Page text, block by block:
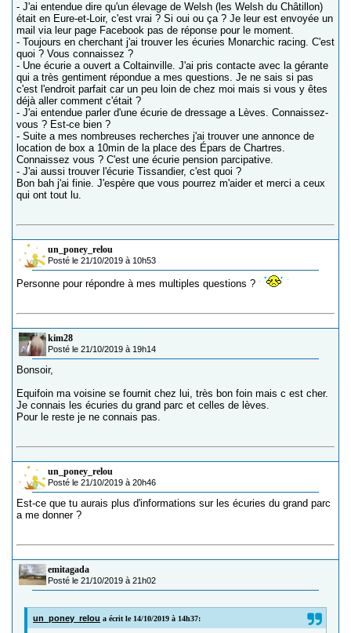
- J'ai entendue dire qu'un élevage de Welsh (les Welsh du Châtillon)
était en Eure-et-Loir, c'est vrai ? Si oui ou ça ? Je leur est envoyée un
mail via leur page Facebook pas de réponse pour le moment.
- Toujours en cherchant j'ai trouver les écuries Monarchic racing. C'est
quoi ? Vous connaissez ?
- Une écurie a ouvert a Coltainville. J'ai pris contacte avec la gérante
qui a très gentiment répondue a mes questions. Je ne sais si pas
c'est l'endroit parfait car un peu loin de chez moi mais si vous y êtes
déjà aller comment c'était ?
- J'ai entendue parler d'une écurie de dressage a Lèves. Connaissez-
vous ? Est-ce bien ?
- Suite a mes nombreuses recherches j'ai trouver une annonce de
location de box a 10min de la place des Épars de Chartres.
Connaissez vous ? C'est une écurie pension parcipative.
- J'ai aussi trouver l'écurie Tissandier, c'est quoi ?
Bon bah j'ai finie. J'espère que vous pourrez m'aider et merci a ceux
qui ont tout lu.
un_poney_relou
Posté le 21/10/2019 à 10h53
Personne pour répondre à mes multiples questions ?
kim28
Posté le 21/10/2019 à 19h14
Bonsoir,
Equifoin ma voisine se fournit chez lui, très bon foin mais c est cher.
Je connais les écuries du grand parc et celles de lèves.
Pour le reste je ne connais pas.
un_poney_relou
Posté le 21/10/2019 à 20h46
Est-ce que tu aurais plus d'informations sur les écuries du grand parc
a me donner ?
emitagada
Posté le 21/10/2019 à 21h02
un_poney_relou a écrit le 14/10/2019 à 14h37: